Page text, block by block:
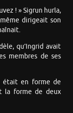
! » Sigrun hurla,
dirigeait son
qu’Ingrid avait
membres de ses
était en forme de
la forme de deux